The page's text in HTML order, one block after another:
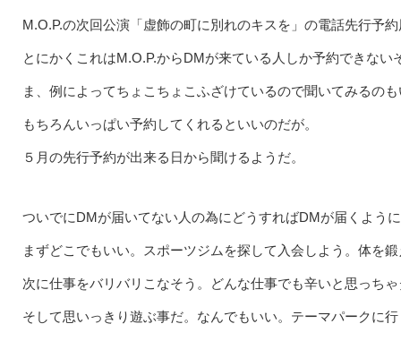
M.O.P.の次回公演「虚飾の町に別れのキスを」の電話先行予
とにかくこれはM.O.P.からDMが来ている人しか予約できな
ま、例によってちょこちょこふざけているので聞いてみるの
もちろんいっぱい予約してくれるといいのだが。
５月の先行予約が出来る日から聞けるようだ。
ついでにDMが届いてない人の為にどうすればDMが届くよう
まずどこでもいい。スポーツジムを探して入会しよう。体を
次に仕事をバリバリこなそう。どんな仕事でも辛いと思っち
そして思いっきり遊ぶ事だ。なんでもいい。テーマパークに